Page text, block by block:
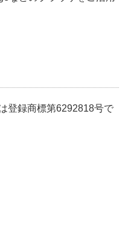
登録商標第6292818号で